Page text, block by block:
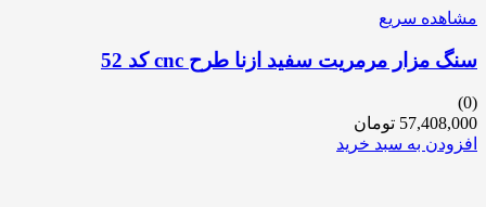
مشاهده سریع
سنگ مزار مرمریت سفید ازنا طرح cnc کد 52
(0)
57,408,000 تومان
افزودن به سبد خرید